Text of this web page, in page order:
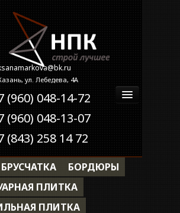
ул. Лебедева, 4А
(960) 048-14-72
(960) 048-13-07
(843) 258 14 72
БРУСЧАТКА
БОРДЮРЫ
ПЛИТКА
ПЛИТКА